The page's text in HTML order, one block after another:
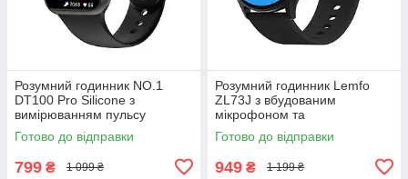
Розумний годинник NO.1
DT100 Pro Silicone з
вимірюванням пульсу
(Чорний)
Готово до відправки
799 ₴ 1 099 ₴
Розумний годинник Lemfo
ZL73J з вбудованим
мікрофоном та
пульсоксиметром (Чорний)
Готово до відправки
949 ₴ 1 199 ₴